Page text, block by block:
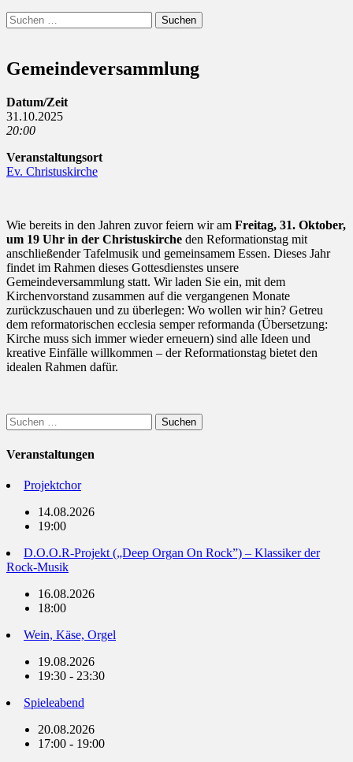
Suchen
Suchen
nach:
Gemeindeversammlung
Datum/Zeit
31.10.2025
20:00
Veranstaltungsort
Ev. Christuskirche
Wie bereits in den Jahren zuvor feiern wir am Freitag, 31. Oktober,
um 19 Uhr in der Christuskirche den Reformationstag mit
anschließender Tafelmusik und gemeinsamem Essen. Dieses Jahr
findet im Rahmen dieses Gottesdienstes unsere
Gemeindeversammlung statt. Wir laden Sie ein, mit dem
Kirchenvorstand zusammen auf die vergangenen Monate
zurückzuschauen und zu überlegen: Wo wollen wir hin? Getreu
dem reformatorischen ecclesia semper reformanda (Übersetzung:
Kirche muss sich immer wieder erneuern) sind alle Ideen und
kreative Einfälle willkommen – der Reformationstag bietet den
idealen Rahmen dafür.
Suchen
nach:
Veranstaltungen
Projektchor
14.08.2026
19:00
D.O.O.R-Projekt („Deep Organ On Rock”) – Klassiker der
Rock-Musik
16.08.2026
18:00
Wein, Käse, Orgel
19.08.2026
19:30 - 23:30
Spieleabend
20.08.2026
17:00 - 19:00